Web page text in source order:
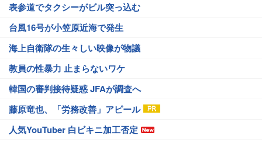
表参道でタクシーがビル突っ込む
台風16号が小笠原近海で発生
海上自衛隊の生々しい映像が物議
教員の性暴力 止まらないワケ
韓国の審判接待疑惑 JFAが調査へ
藤原竜也、「労務改善」アピール
人気YouTuber 白ビキニ加工否定